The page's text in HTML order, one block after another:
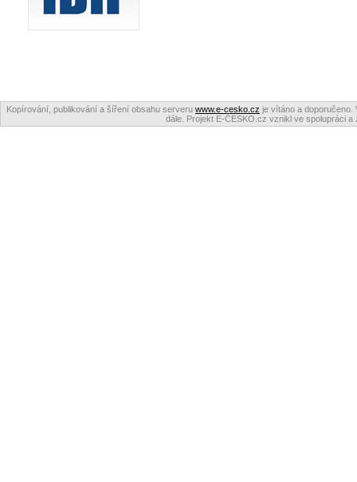
Kopírování, publikování a šíření obsahu serveru www.e-cesko.cz je vítáno a doporučeno.
dále. Projekt E-ČESKO.cz vznikl ve spolupráci